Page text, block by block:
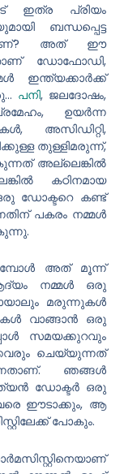
ഇത്ര പ്രിയം
ബന്ധപ്പെട്ട
അത് ഈ
ഡോഫോഡി,
ഇന്ത്യക്കാർക്ക്
പനി, ജലദോഷം,
ഉയർന്ന
അസിഡിറ്റി,
തുള്ളിമരുന്ന്,
അല്ലെങ്കിൽ
കഠിനമായ
ഡോക്ടറെ കണ്ട്
പകരം നമ്മൾ
അത് മൂന്ന്
നമ്മൾ ഒരു
മരുന്നുകൾ
വാങ്ങാൻ ഒരു
സമയക്കുറവും
ചെയ്യുന്നത്
ഞങ്ങൾ
ഡോക്ടർ ഒരു
ഈടാക്കും, ആ
പോകും.